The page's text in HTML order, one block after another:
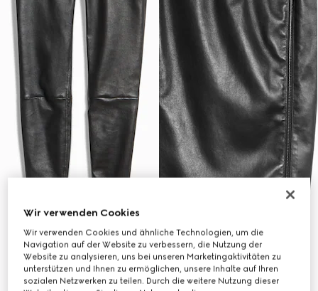
Wir verwenden Cookies
Wir verwenden Cookies und ähnliche Technologien, um die
Navigation auf der Website zu verbessern, die Nutzung der
Website zu analysieren, uns bei unseren Marketingaktivitäten zu
unterstützen und Ihnen zu ermöglichen, unsere Inhalte auf Ihren
sozialen Netzwerken zu teilen. Durch die weitere Nutzung dieser